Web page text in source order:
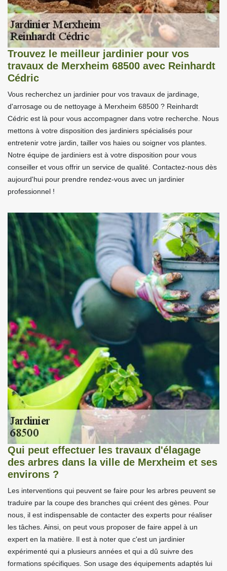
Trouvez le meilleur jardinier pour vos
travaux de Merxheim 68500 avec Reinhardt
Cédric
Vous recherchez un jardinier pour vos travaux de jardinage,
d'arrosage ou de nettoyage à Merxheim 68500 ? Reinhardt
Cédric est là pour vous accompagner dans votre recherche. Nous
mettons à votre disposition des jardiniers spécialisés pour
entretenir votre jardin, tailler vos haies ou soigner vos plantes.
Notre équipe de jardiniers est à votre disposition pour vous
conseiller et vous offrir un service de qualité. Contactez-nous dès
aujourd'hui pour prendre rendez-vous avec un jardinier
professionnel !
Qui peut effectuer les travaux d'élagage
des arbres dans la ville de Merxheim et ses
environs ?
Les interventions qui peuvent se faire pour les arbres peuvent se
traduire par la coupe des branches qui créent des gènes. Pour
nous, il est indispensable de contacter des experts pour réaliser
les tâches. Ainsi, on peut vous proposer de faire appel à un
expert en la matière. Il est à noter que c'est un jardinier
expérimenté qui a plusieurs années et qui a dû suivre des
formations spécifiques. Son usage des équipements adaptés lui